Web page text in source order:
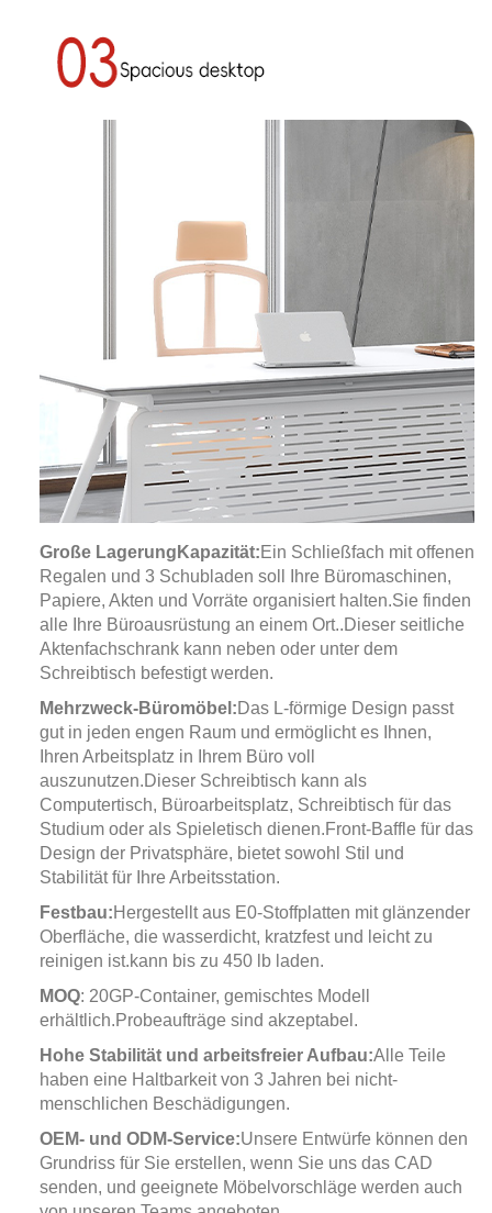
Große Lagerung Kapazität:Ein Schließfach mit offenen
Regalen und 3 Schubladen soll Ihre Büromaschinen,
Papiere, Akten und Vorräte organisiert halten.Sie finden
alle Ihre Büroausrüstung an einem Ort..Dieser seitliche
Aktenfachschrank kann neben oder unter dem
Schreibtisch befestigt werden.
Mehrzweck-Büromöbel:Das L-förmige Design passt
gut in jeden engen Raum und ermöglicht es Ihnen,
Ihren Arbeitsplatz in Ihrem Büro voll
auszunutzen.Dieser Schreibtisch kann als
Computertisch, Büroarbeitsplatz, Schreibtisch für das
Studium oder als Spieletisch dienen.Front-Baffle für das
Design der Privatsphäre, bietet sowohl Stil und
Stabilität für Ihre Arbeitsstation.
Festbau:Hergestellt aus E0-Stoffplatten mit glänzender
Oberfläche, die wasserdicht, kratzfest und leicht zu
reinigen ist.kann bis zu 450 lb laden.
MOQ: 20GP-Container, gemischtes Modell
erhältlich.Probeaufträge sind akzeptabel.
Hohe Stabilität und arbeitsfreier Aufbau:Alle Teile
haben eine Haltbarkeit von 3 Jahren bei nicht-
menschlichen Beschädigungen.
OEM- und ODM-Service:Unsere Entwürfe können den
Grundriss für Sie erstellen, wenn Sie uns das CAD
senden, und geeignete Möbelvorschläge werden auch